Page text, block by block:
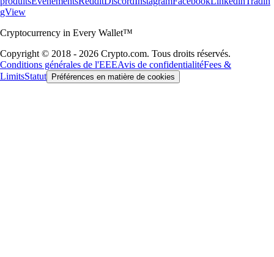
gView
Cryptocurrency in Every Wallet™
Copyright © 2018 - 2026 Crypto.com. Tous droits réservés.
Conditions générales de l'EEEAvis de confidentialitéFees &
LimitsStatut Préférences en matière de cookies